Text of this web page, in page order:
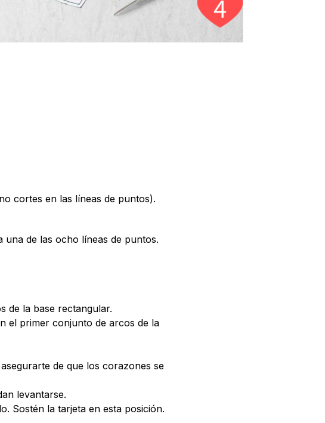
cortes en las líneas de puntos).
una de las ocho líneas de puntos.
de la base rectangular.
el primer conjunto de arcos de la
de que los corazones se
levantarse.
Sostén la tarjeta en esta posición.